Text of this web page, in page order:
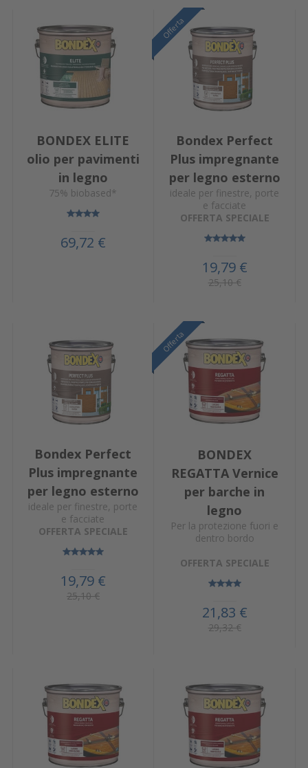
BONDEX ELITE
olio per pavimenti
in legno
75% biobased*
69,72 €
Offerta
Offerta
Bondex Perfect
Plus impregnante
per legno esterno
ideale per finestre, porte
e facciate
OFFERTA SPECIALE
19,79 €
25,10 €
Bondex Perfect
Plus impregnante
per legno esterno
ideale per finestre, porte
e facciate
OFFERTA SPECIALE
19,79 €
25,10 €
Offerta
Offerta
Offerta
BONDEX
REGATTA Vernice
per barche in
legno
Per la protezione fuori e
dentro bordo
OFFERTA SPECIALE
21,83 €
29,32 €